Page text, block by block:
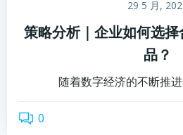
29 5 月,
策略分析｜企业如何选
品？
随着数字经济的不断推
0